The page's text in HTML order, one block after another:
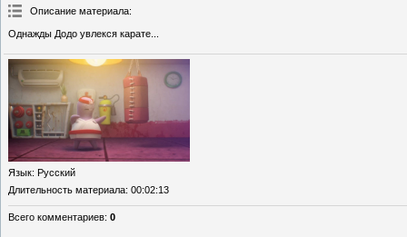
Описание материала:
Однажды Додо увлекся карате...
Язык: Русский
Длительность материала: 00:02:13
Всего комментариев: 0